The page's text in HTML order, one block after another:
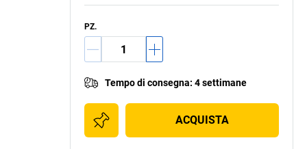
PZ.
Tempo di consegna: 4 settimane
ACQUISTA